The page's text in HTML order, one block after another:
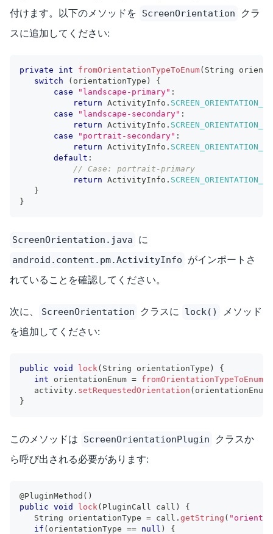
付けます。以下のメソッドを
ScreenOrientation
クラ
スに追加してください:
private int fromOrientationTypeToEnum( String
switch
( orientationType )
{
case
"landscape-primary" :
return ActivityInfo .
case
"landscape-secondary" :
return ActivityInfo .
case
"portrait-secondary" :
return ActivityInfo .
default :
// Case: portrait-primary
return ActivityInfo .
}
}
ScreenOrientation.java に
android.content.pm.ActivityInfo
がインポートさ
れていることを確認してください。
次に、 ScreenOrientation クラスに lock()
メソッド
を追加してください:
public void lock ( String orientationType )
{
int orientationEnum = fromOrientationTypeToEnum
   activity
. setRequestedOrientation ( orientationEnum
}
このメソッドは ScreenOrientationPlugin
クラスか
ら呼び出される必要があります:
@PluginMethod ( )
public void lock ( PluginCall call )
{
String orientationType = call . getString (
if ( orientationType == null )
{